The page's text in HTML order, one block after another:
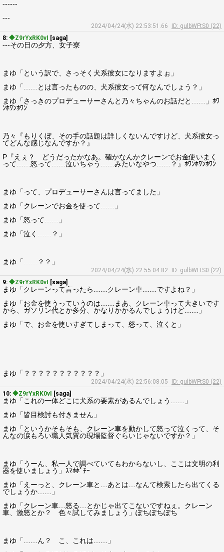
------
---
2024/04/24(水) 22:53:51.66
ID: gulbWFtS0 (22)
8: ◆Z9rYxRK0vI [saga]
---その日の夕方、女子寮
まゆ「という訳で、さっそく犬系彼女になりますよぉ」
まゆ「……とは言ったものの、犬系彼女って何なんでしょう？」
まゆ「さっきのプロデューサーさんと乃々ちゃんのお話だと……」ﾎﾜ
ﾝﾎﾜﾝﾎﾜﾝ
乃々『もりくぼ、その手の話題は詳しくないんですけど、犬系彼女っ
てどんな感じなんですか？』
P『えぇ？ どうだったかなあ。確かなんかクレーンでお金使いまく
って……怒って……泣いちゃう……みたいなやつ……？』ﾎﾜﾝﾎﾜﾝﾎﾜﾝ
まゆ「って、プロデューサーさんは言ってました」
まゆ「クレーンでお金を使って……」
まゆ「怒って……」
まゆ「泣く……？」
まゆ「……？？」
2024/04/24(水) 22:55:04.82
ID: gulbWFtS0 (22)
9: ◆Z9rYxRK0vI [saga]
まゆ「クレーンって言ったら……クレーン車……ですよね？」
まゆ「お金を使うっていうのは……まあ、クレーン車って大きいです
から、ガソリン代とか多分、かなりかかるんでしょうけど……」
まゆ「で、お金を使いすぎてしまって、怒って、泣くと」
まゆ「？？？？？？？？？？？」
2024/04/24(水) 22:56:08.05
ID: gulbWFtS0 (22)
10: ◆Z9rYxRK0vI [saga]
まゆ「これの一体どこに犬系の要素があるんでしょう……」
まゆ「皆目検討も付きません」
まゆ「というかそもそも、クレーン車を動かして怒って泣くって、そ
んなの涙もろい職人気質の現場監督ぐらいじゃないですか？」
まゆ「うーん、私一人で調べていてもわからないし、ここは文明の利
器を使いましょう」ｽﾏﾎﾎﾟﾁｰ
まゆ「えーっと、クレーン車と…あとは…なんて検索したら出てくる
でしょうか……」
まゆ「クレーン車…怒る…とかじゃ出てこないですねぇ。クレーン
車、激怒とか？ 色々試してみましょう」ぽちぽちぽち
まゆ「……ん？ こ、これは……」